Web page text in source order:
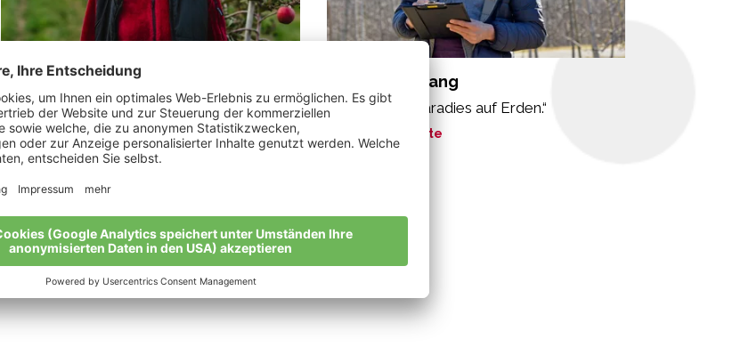
Tappeiner Veronika
„Man muss nicht Konditor sein, um süß zu
leben.“
Meine Geschichte
Graiss Wolfgang
„Bio ist mein Paradies auf Erden.“
Meine Geschichte
Alle Bio-Bauern im Überblick